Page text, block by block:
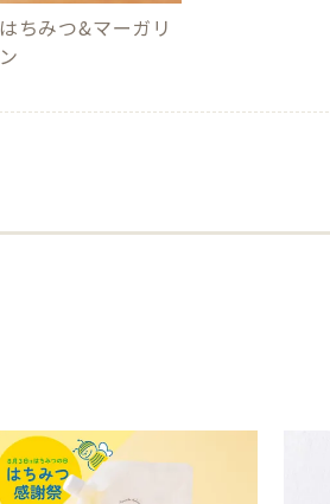
はちみつ&マーガリ
ン